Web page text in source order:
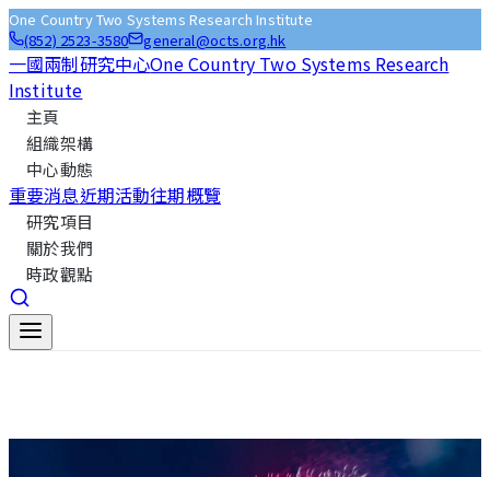
One Country Two Systems Research Institute
(852) 2523-3580
general@octs.org.hk
一國兩制研究中心One Country Two Systems Research
Institute
主頁
組織架構
中心動態
重要消息近期活動往期概覽
研究項目
關於我們
時政觀點